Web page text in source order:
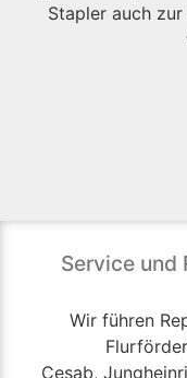
Stapler auch
Service und
Wir führen
Cesab,